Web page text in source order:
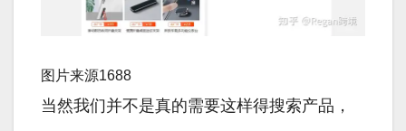
图片来源1688
当然我们并不是真的需要这样得搜索产品，